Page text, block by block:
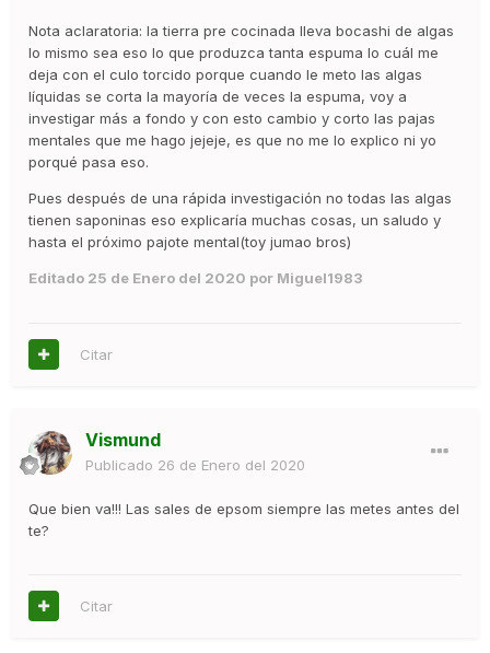
Nota aclaratoria: la tierra pre cocinada lleva bocashi de algas
lo mismo sea eso lo que produzca tanta espuma lo cuál me
deja con el culo torcido porque cuando le meto las algas
líquidas se corta la mayoría de veces la espuma, voy a
investigar más a fondo y con esto cambio y corto las pajas
mentales que me hago jejeje, es que no me lo explico ni yo
porqué pasa eso.
Pues después de una rápida investigación no todas las algas
tienen saponinas eso explicaría muchas cosas, un saludo y
hasta el próximo pajote mental(toy jumao bros)
Editado 25 de Enero del 2020 por Miguel1983
Citar
Vismund
Publicado 26 de Enero del 2020
Que bien va!!! Las sales de epsom siempre las metes antes del
te?
Citar